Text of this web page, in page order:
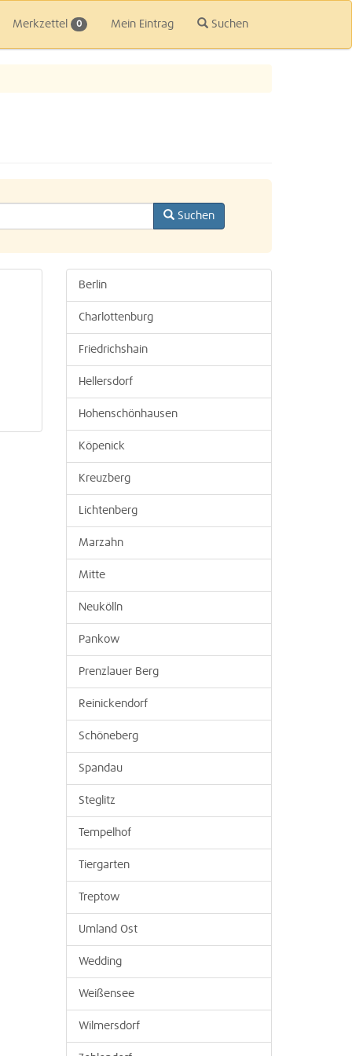
Merkzettel 0 Mein Eintrag Suchen
Suchen
Berlin
Charlottenburg
Friedrichshain
Hellersdorf
Hohenschönhausen
Köpenick
Kreuzberg
Lichtenberg
Marzahn
Mitte
Neukölln
Pankow
Prenzlauer Berg
Reinickendorf
Schöneberg
Spandau
Steglitz
Tempelhof
Tiergarten
Treptow
Umland Ost
Wedding
Weißensee
Wilmersdorf